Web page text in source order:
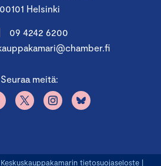
00101 Helsinki
09 4242 6200
Seuraa meitä:
Keskuskauppakamarin tietosuojaseloste |